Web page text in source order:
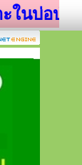
บัดน้ำเสีย